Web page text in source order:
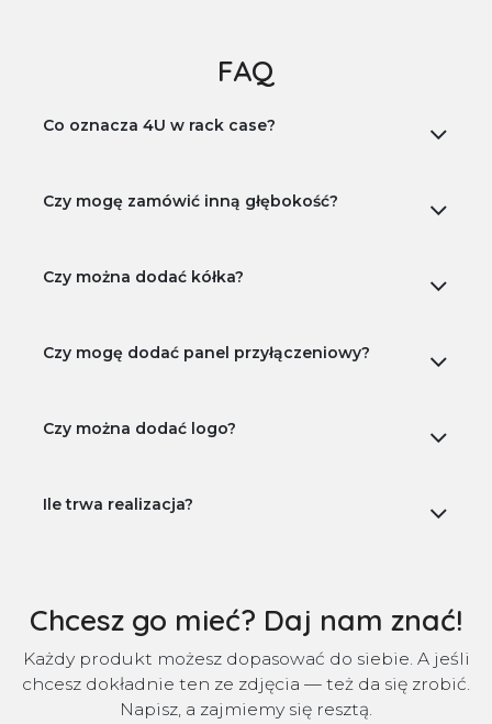
FAQ
Co oznacza 4U w rack case?
Czy mogę zamówić inną głębokość?
Czy można dodać kółka?
Czy mogę dodać panel przyłączeniowy?
Czy można dodać logo?
Ile trwa realizacja?
Chcesz go mieć? Daj nam znać!
Każdy produkt możesz dopasować do siebie. A jeśli
chcesz dokładnie ten ze zdjęcia — też da się zrobić.
Napisz, a zajmiemy się resztą.